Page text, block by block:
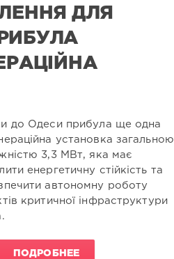
ДЛЯ
до Одеси прибула ще одна
установка загальною
3,3 МВт, яка має
енергетичну стійкість та
автономну роботу
критичної інфраструктури
ПОДРОБНЕЕ